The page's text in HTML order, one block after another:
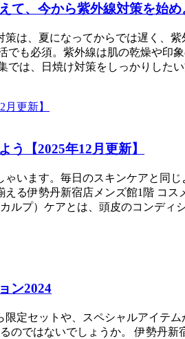
て、今から紫外線対策を始め
は、夏になってからでは遅く、
も必須。紫外線は肌の乾燥や印
は、日焼け対策をしっかりした
【2025年12月更新】
います。毎日のスキンケアと同
る伊勢丹新宿店メンズ館1階 コ
プ）ケアとは、頭皮のコンディ
ン2024
定セットや、スペシャルアイテ
のではないでしょうか。 伊勢丹新